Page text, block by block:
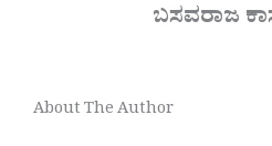
ಬಸವರಾಜ
About The Author